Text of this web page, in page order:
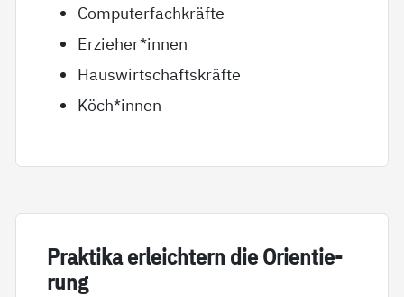
Computerfachkräfte
Erzieher*innen
Hauswirtschaftskräfte
Köch*innen
Prak­ti­ka er­leich­tern die Ori­en­tie­
rung